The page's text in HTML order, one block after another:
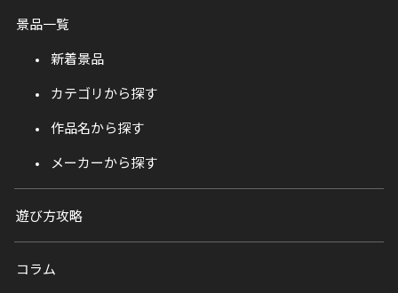
景品一覧
新着景品
カテゴリから探す
作品名から探す
メーカーから探す
遊び方攻略
コラム